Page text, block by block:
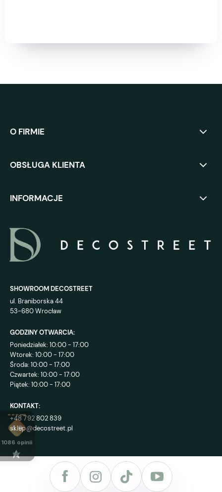
O FIRMIE
OBSŁUGA KLIENTA
INFORMACJE
SHOWROOM DECOSTREET
ul. Braniborska 44
53-680 Wrocław
GODZINY OTWARCIA:
Poniedziałek: 10:00 - 17:00
Wtorek: 10:00 - 17:00
Środa: 10:00 - 17:00
Czwartek: 10:00 - 17:00
Piątek: 10:00 - 17:00
KONTAKT:
+48 792 802 839
sklep@decostreet.pl
4.9
1086 opinii